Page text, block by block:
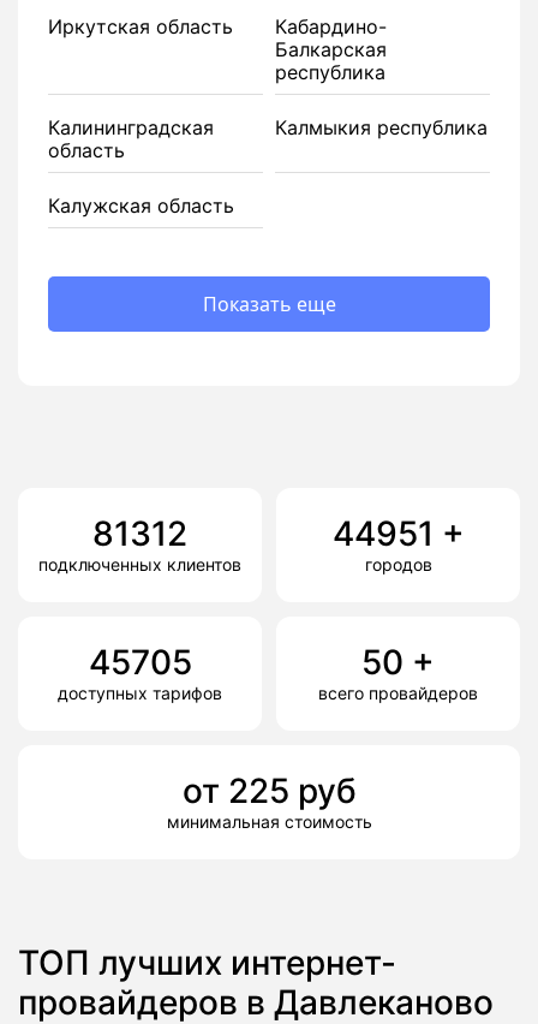
Иркутская область
Кабардино-
Балкарская
республика
Калининградская
область
Калмыкия республика
Калужская область
Показать еще
81312
подключенных клиентов
44951 +
городов
45705
доступных тарифов
50 +
всего провайдеров
от 225 руб
минимальная стоимость
ТОП лучших интернет-
провайдеров в Давлеканово